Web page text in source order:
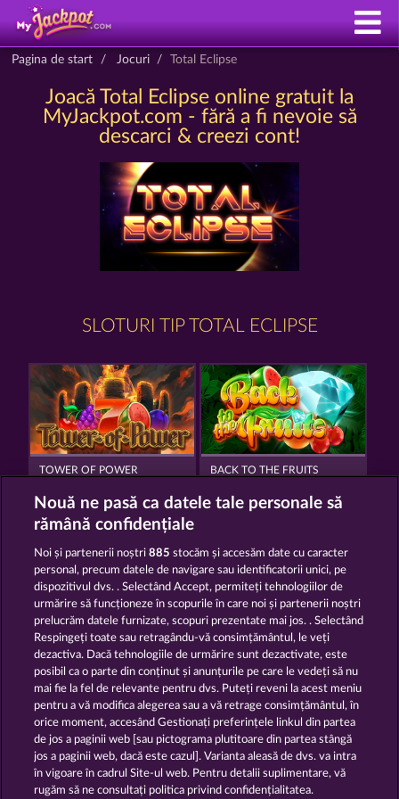
Pagina de start Jocuri Total Eclipse
Joacă Total Eclipse online gratuit la
MyJackpot.com - fără a fi nevoie să
descarci & creezi cont!
SLOTURI TIP TOTAL ECLIPSE
TOWER OF POWER BACK TO THE FRUITS
MIGHTY 40 FRUIT MANIA RHFP
Termeni și condiții
Declarație de confidențialitate
Asistență tehnică Firmă
Întrebări frecvente Glosar
Nouă ne pasă ca datele tale personale să
rămână confidențiale
Noi și partenerii noștri885 stocăm și accesăm date cu caracter
personal, precum datele de navigare sau identificatorii unici, pe
dispozitivul dvs. . Selectând Accept, permiteți tehnologiilor de
urmărire să funcționeze în scopurile în care noi și partenerii noștri
prelucrăm datele furnizate, scopuri prezentate mai jos. . Selectând
Respingeți toate sau retragându-vă consimțământul, le veți
dezactiva. Dacă tehnologiile de urmărire sunt dezactivate, este
posibil ca o parte din conținut și anunțurile pe care le vedeți să nu
mai fie la fel de relevante pentru dvs. Puteți reveni la acest meniu
pentru a vă modifica alegerea sau a vă retrage consimțământul, în
orice moment, accesând Gestionați preferințele linkul din partea
de jos a paginii web [sau pictograma plutitoare din partea stângă
jos a paginii web, dacă este cazul]. Varianta aleasă de dvs. va intra
în vigoare în cadrul Site-ul web. Pentru detalii suplimentare, vă
rugăm să ne consultați politica privind confidențialitatea.